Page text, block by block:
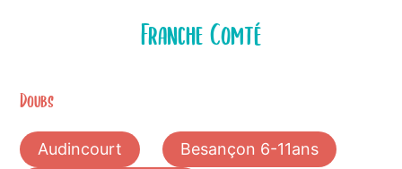
Franche Comté
Doubs
Audincourt
Besançon 6-11ans